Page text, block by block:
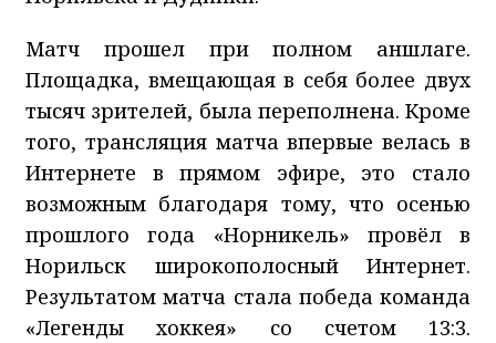
Матч прошел при полном аншлаге.
Площадка, вмещающая в себя более двух
тысяч зрителей, была переполнена. Кроме
того, трансляция матча впервые велась в
Интернете в прямом эфире, это стало
возможным благодаря тому, что осенью
прошлого года «Норникель» провёл в
Норильск широкополосный Интернет.
Результатом матча стала победа команда
«Легенды хоккея» со счетом 13:3.